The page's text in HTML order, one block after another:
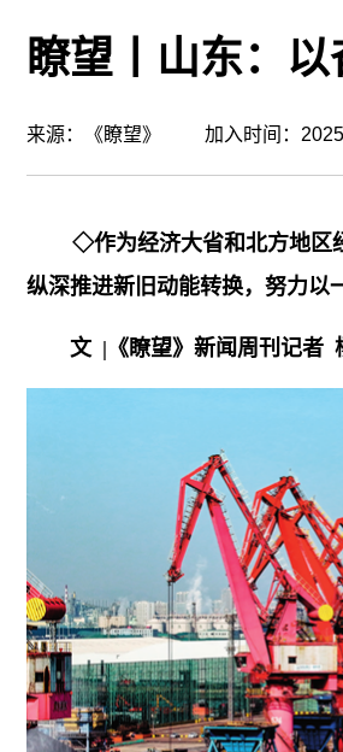
瞭望丨山东：
来源：《瞭望》 加入时间：
◇作为经济大省和北方地区
纵深推进新旧动能转换，努力以
文 |《瞭望》新闻周刊记者